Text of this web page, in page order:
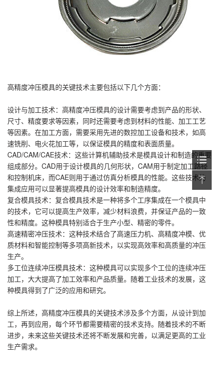
高精度冲压模具的关键技术主要包括以下几个方面：
设计与加工技术：高精度冲压模具的设计需要考虑到产品的形状、
尺寸、精度要求等因素，同时还需要考虑到材料的性能、加工工艺
等因素。在加工方面，需要采用先进的数控加工设备和技术，如高
速铣削、电火花加工等，以保证模具的精度和表面质量。
CAD/CAM/CAE技术：这些计算机辅助技术是模具设计和制造的重要
组成部分。CAD用于设计模具的几何形状，CAM用于制定加工路径
和控制机床，而CAE则用于通过仿真分析模具的性能。这些技术的
集成应用可以显著提高模具的设计效率和制造精度。
复合模具技术：复合模具技术是一种将多个工序集成在一个模具中
的技术，它可以提高生产效率，减少材料浪费，并保证产品的一致
性和精度。这种模具特别适合于生产小型、精密的零件。
高速精密冲压技术：这种技术结合了高速压力机、高精度冲模、优
质材料和智能控制等多项高新技术，以实现高效率和高质量的冲压
生产。
多工位连续冲压模具技术：这种模具可以实现多个工位的连续冲压
加工，大大提高了加工效率和产品质量。随着工业技术的发展，这
种模具得到了广泛的应用和研究。
综上所述，高精度冲压模具的关键技术涉及多个方面，从设计到加
工，再到应用，每个环节都需要精密的技术支持。随着技术的不断
进步，未来这些关键技术还将不断发展和完善，以满足更高的工业
生产需求。